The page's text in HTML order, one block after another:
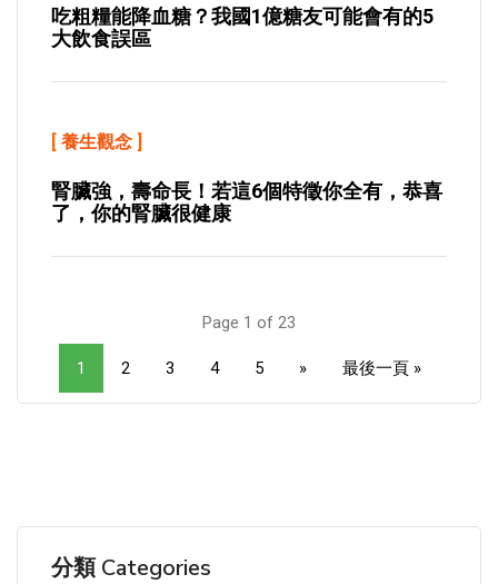
吃粗糧能降血糖？我國1億糖友可能會有的5
大飲食誤區
[ 養生觀念 ]
腎臟強，壽命長！若這6個特徵你全有，恭喜
了，你的腎臟很健康
Page 1 of 23
1 2 3 4 5 » 最後一頁 »
分類 Categories